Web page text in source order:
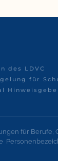
des LDVC
für
für